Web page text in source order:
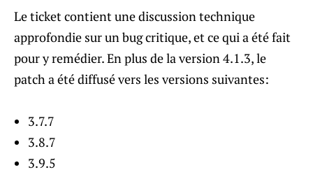
Le ticket contient une discussion technique
approfondie sur un bug critique, et ce qui a été fait
pour y remédier. En plus de la version 4.1.3, le
patch a été diffusé vers les versions suivantes:
3.7.7
3.8.7
3.9.5